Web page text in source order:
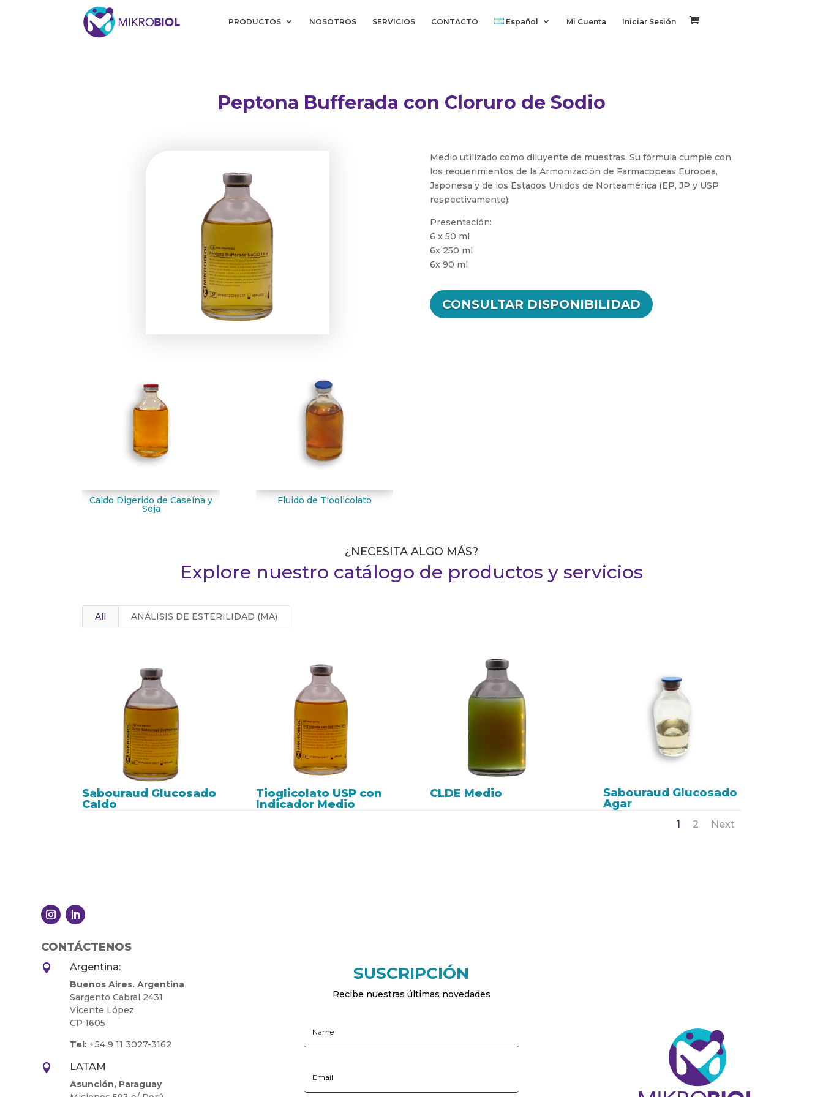
PRODUCTOS NOSOTROS SERVICIOS CONTACTO Español Mi Cuenta Iniciar Sesión
Peptona Bufferada con Cloruro de Sodio
Caldo Digerido de Caseína y
Soja
Fluido de Tioglicolato
Medio utilizado como diluyente de muestras. Su fórmula cumple con
los requerimientos de la Armonización de Farmacopeas Europea,
Japonesa y de los Estados Unidos de Norteamérica (EP, JP y USP
respectivamente).
Presentación:
6 x 50 ml
6x 250 ml
6x 90 ml
CONSULTAR DISPONIBILIDAD
¿NECESITA ALGO MÁS?
Explore nuestro catálogo de productos y servicios
All ANÁLISIS DE ESTERILIDAD (MA)
Sabouraud Glucosado
Caldo
Tioglicolato USP con
Indicador Medio
CLDE Medio
Sabouraud Glucosado
Agar
1 2 Next
CONTÁCTENOS
 Argentina:
Buenos Aires. Argentina
Sargento Cabral 2431
Vicente López
CP 1605
Tel: +54 9 11 3027-3162
 LATAM
Asunción, Paraguay
SUSCRIPCIÓN
Recibe nuestras últimas novedades